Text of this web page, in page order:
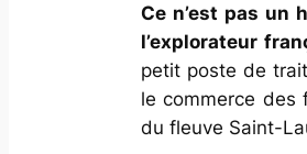
Ce n’est pas un
l’explorateur
petit poste de
le commerce des
du fleuve Saint-